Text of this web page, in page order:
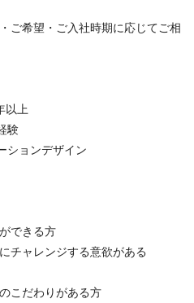
ご希望・ご入社時期に応じてご相
以上
験
ションデザイン
できる方
チャレンジする意欲がある
こだわりがある方